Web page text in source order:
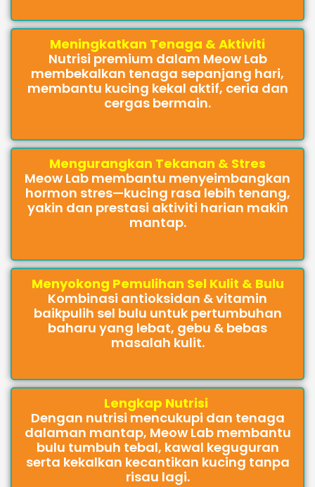
Meningkatkan Tenaga & Aktiviti
Nutrisi premium dalam Meow Lab
membekalkan tenaga sepanjang hari,
membantu kucing kekal aktif, ceria dan
cergas bermain.
Mengurangkan Tekanan & Stres
Meow Lab membantu menyeimbangkan
hormon stres—kucing rasa lebih tenang,
yakin dan prestasi aktiviti harian makin
mantap.
Menyokong Pemulihan Sel Kulit & Bulu
Kombinasi antioksidan & vitamin
baikpulih sel bulu untuk pertumbuhan
baharu yang lebat, gebu & bebas
masalah kulit.
Lengkap Nutrisi
Dengan nutrisi mencukupi dan tenaga
dalaman mantap, Meow Lab membantu
bulu tumbuh tebal, kawal keguguran
serta kekalkan kecantikan kucing tanpa
risau lagi.